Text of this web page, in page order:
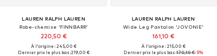
LAUREN RALPH LAUREN
Robe-chemise 'FINNBARR'
220,50 €
À l'origine : 245,00 €
Dernier prix le plus bas :219,00 €
LAUREN RALPH LAUREN
Wide Leg Pantalon 'JOVONIE'
161,10 €
À l'origine : 215,00 €
Dernier prix le plus bas :170,10 €-5%